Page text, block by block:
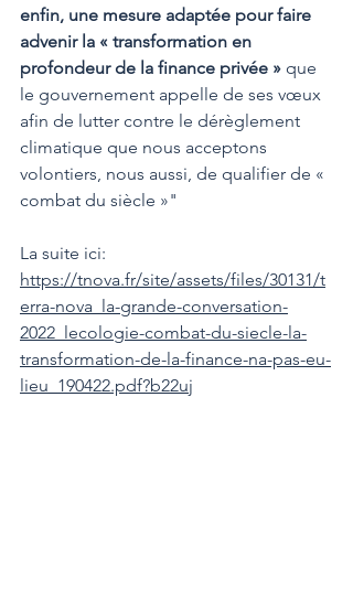
enfin, une mesure adaptée pour faire
advenir la « transformation en
profondeur de la finance privée » que
le gouvernement appelle de ses vœux
afin de lutter contre le dérèglement
climatique que nous acceptons
volontiers, nous aussi, de qualifier de «
combat du siècle »"
La suite ici:
https://tnova.fr/site/assets/files/30131/t
erra-nova_la-grande-conversation-
2022_lecologie-combat-du-siecle-la-
transformation-de-la-finance-na-pas-eu-
lieu_190422.pdf?b22uj